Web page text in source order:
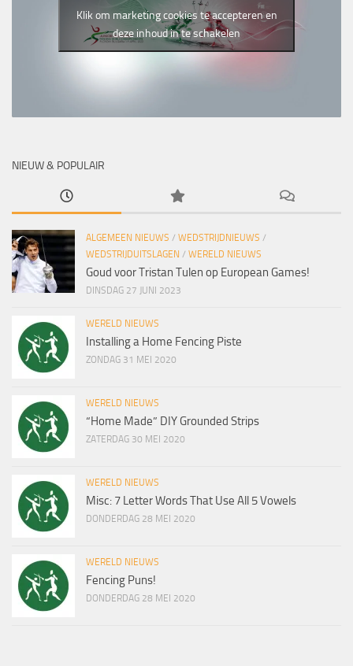
Klik om marketing cookies te accepteren en
deze inhoud in te schakelen
NIEUW & POPULAIR
ALGEMEEN NIEUWS / WEDSTRIJDNIEUWS /
WEDSTRIJDUITSLAGEN / WERELD NIEUWS
Goud voor Tristan Tulen op European Games!
DINSDAG 27 JUNI 2023
WERELD NIEUWS
Installing a Home Fencing Piste
ZONDAG 31 MEI 2020
WERELD NIEUWS
“Home Made” DIY Grounded Strips
ZATERDAG 30 MEI 2020
WERELD NIEUWS
Misc: 7 Letter Words That Use All 5 Vowels
DONDERDAG 28 MEI 2020
WERELD NIEUWS
Fencing Puns!
DONDERDAG 28 MEI 2020